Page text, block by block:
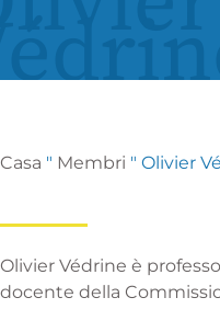
Casa " Membri " Olivier
Olivier Védrine è
docente della